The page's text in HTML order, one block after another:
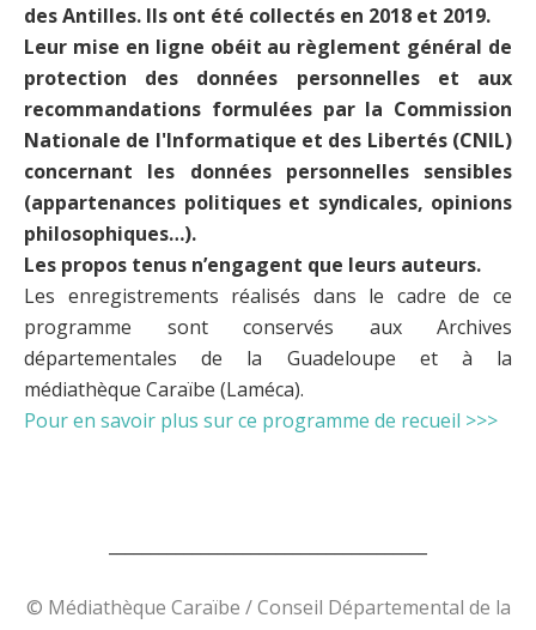
des Antilles. Ils ont été collectés en 2018 et 2019.
Leur mise en ligne obéit au règlement général de
protection des données personnelles et aux
recommandations formulées par la Commission
Nationale de l'Informatique et des Libertés (CNIL)
concernant les données personnelles sensibles
(appartenances politiques et syndicales, opinions
philosophiques…).
Les propos tenus n’engagent que leurs auteurs.
Les enregistrements réalisés dans le cadre de ce
programme sont conservés aux Archives
départementales de la Guadeloupe et à la
médiathèque Caraïbe (Laméca).
Pour en savoir plus sur ce programme de recueil >>>
© Médiathèque Caraïbe / Conseil Départemental de la